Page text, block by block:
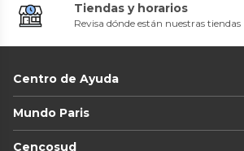
Tiendas y horarios
Revisa dónde están nuestras tiendas
Centro de Ayuda
Mundo Paris
Cencosud